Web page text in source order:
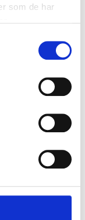
som de har